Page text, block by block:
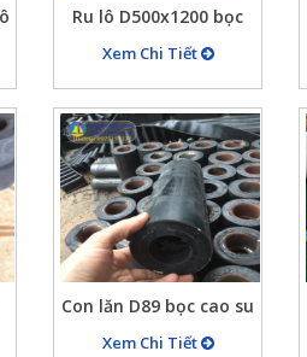
Ru lô D500x1200 bọc
cao su dùng cho các
mỏ khai thác đá
Xem Chi Tiết
Con lăn D89 bọc cao su
dầy 10mm
Xem Chi Tiết